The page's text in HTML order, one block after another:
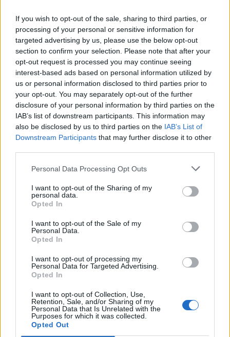
If you wish to opt-out of the sale, sharing to third parties, or
processing of your personal or sensitive information for
targeted advertising by us, please use the below opt-out
section to confirm your selection. Please note that after your
opt-out request is processed you may continue seeing
interest-based ads based on personal information utilized by
us or personal information disclosed to third parties prior to
your opt-out. You may separately opt-out of the further
disclosure of your personal information by third parties on the
IAB’s list of downstream participants. This information may
also be disclosed by us to third parties on the IAB’s List of
Downstream Participants that may further disclose it to other
Personal Data Processing Opt Outs
I want to opt-out of the Sharing of my
personal data.
Opted In
I want to opt-out of the Sale of my
Personal Data.
Opted In
I want to opt-out of processing my
Personal Data for Targeted Advertising.
Opted In
I want to opt-out of Collection, Use,
Retention, Sale, and/or Sharing of my
Personal Data that Is Unrelated with the
Purposes for which it was collected.
Opted Out